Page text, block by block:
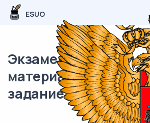
ESUO
Экзаменационный
материал ОГЭ /
задание (24) / 58